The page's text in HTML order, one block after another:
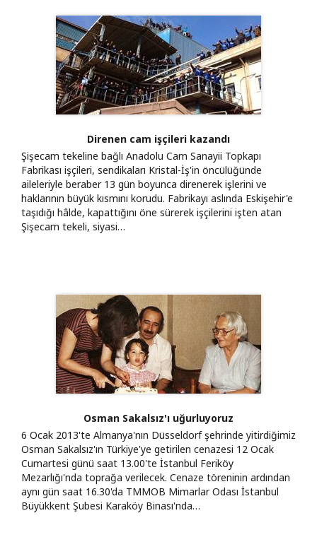
Direnen cam işçileri kazandı
Şişecam tekeline bağlı Anadolu Cam Sanayii Topkapı
Fabrikası işçileri, sendikaları Kristal-İş'in öncülüğünde
aileleriyle beraber 13 gün boyunca direnerek işlerini ve
haklarının büyük kısmını korudu. Fabrikayı aslında Eskişehir'e
taşıdığı hâlde, kapattığını öne sürerek işçilerini işten atan
Şişecam tekeli, siyasi…
Osman Sakalsız'ı uğurluyoruz
6 Ocak 2013'te Almanya'nın Düsseldorf şehrinde yitirdiğimiz
Osman Sakalsız'ın Türkiye'ye getirilen cenazesi 12 Ocak
Cumartesi günü saat 13.00'te İstanbul Feriköy
Mezarlığı'nda toprağa verilecek. Cenaze töreninin ardından
aynı gün saat 16.30'da TMMOB Mimarlar Odası İstanbul
Büyükkent Şubesi Karaköy Binası'nda…